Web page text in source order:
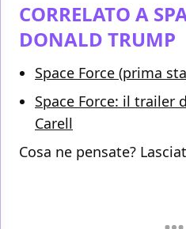
CORRELATO A
DONALD TRUMP
Space Force (prima
Space Force: il trailer
Carell
Cosa ne pensate?